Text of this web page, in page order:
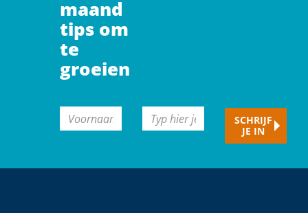
maand
tips om
te
groeien
CAPTCHA
VoornaamTyp
je
SCHRIJF
JE IN